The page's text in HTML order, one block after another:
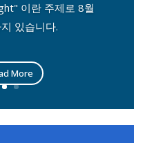
이란 주제로 8월
있습니다.
More